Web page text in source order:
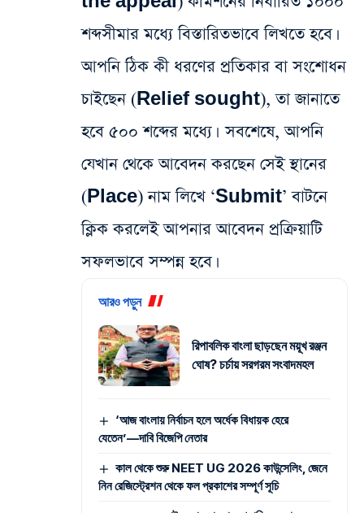
শব্দসীমার মধ্যে বিস্তারিতভাবে লিখতে হবে।
আপনি ঠিক কী ধরণের প্রতিকার বা সংশোধন
চাইছেন (Relief sought), তা জানাতে
হবে ৫০০ শব্দের মধ্যে। সবশেষে, আপনি
যেখান থেকে আবেদন করছেন সেই স্থানের
(Place) নাম লিখে ‘Submit’ বাটনে
ক্লিক করলেই আপনার আবেদন প্রক্রিয়াটি
সফলভাবে সম্পন্ন হবে।
আরও পড়ুন
রিপাবলিক বাংলা ছাড়ছেন ময়ূখ রঞ্জন
ঘোষ? চর্চায় সরগরম সংবাদমহল
‘আজ বাংলায় নির্বাচন হলে অর্ধেক বিধায়ক হেরে
যেতেন’—দাবি বিজেপি নেতার
কাল থেকে শুরু NEET UG 2026 কাউন্সেলিং, জেনে
নিন রেজিস্ট্রেশন থেকে ফল প্রকাশের সম্পূর্ণ সূচি